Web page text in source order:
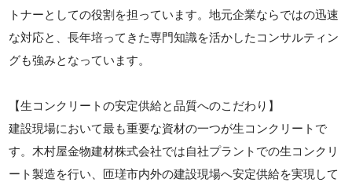
トナーとしての役割を担っています。地元企業ならではの迅速
な対応と、長年培ってきた専門知識を活かしたコンサルティン
グも強みとなっています。
【生コンクリートの安定供給と品質へのこだわり】
建設現場において最も重要な資材の一つが生コンクリートで
す。木村屋金物建材株式会社では自社プラントでの生コンクリ
ート製造を行い、匝瑳市内外の建設現場へ安定供給を実現して